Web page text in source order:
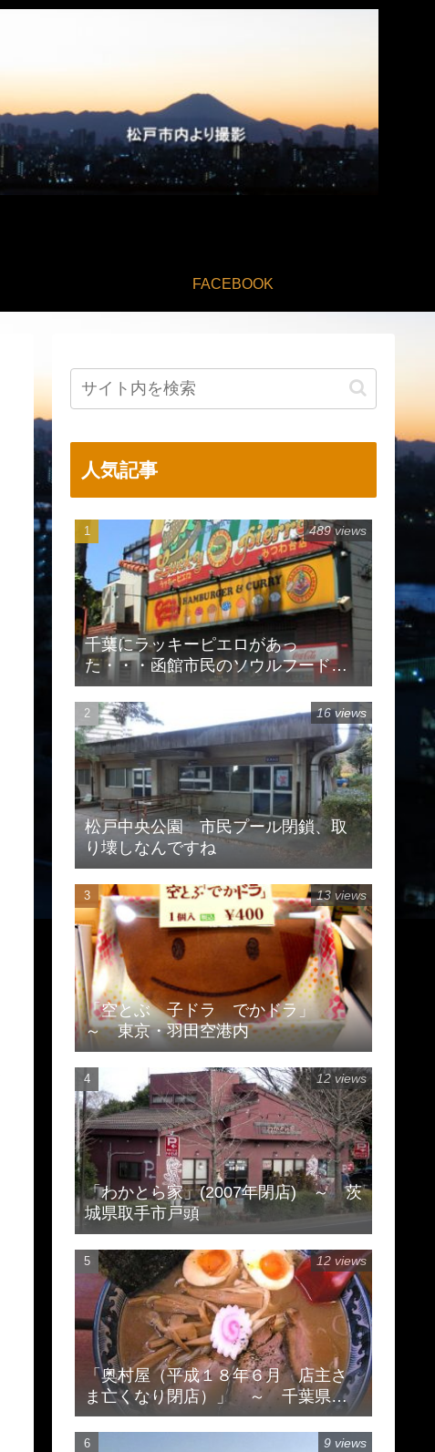
FACEBOOK
人気記事
千葉にラッキーピエロがあっ
た・・・函館市民のソウルフードで
有名
489 views
松戸中央公園 市民プール閉鎖、取
り壊しなんですね
16 views
「空とぶ 子ドラ でかドラ」
～ 東京・羽田空港内
13 views
「わかとら家」(2007年閉店) ～ 茨
城県取手市戸頭
12 views
「奥村屋（平成１８年６月 店主さ
ま亡くなり閉店）」 ～ 千葉県柏
市豊住
12 views
9 views